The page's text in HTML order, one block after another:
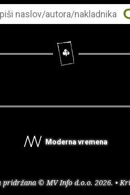
Moderna vremena
pridržana © MV Info d.o.o. 2026. •